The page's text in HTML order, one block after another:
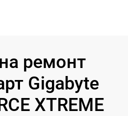
ремонт
Gigabyte
XTREME